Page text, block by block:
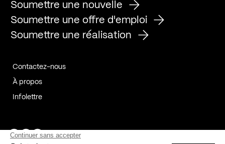
Soumettre une nouvelle
Soumettre une offre d'emploi
Soumettre une réalisation
Contactez-nous
À propos
Infolettre
Page Facebook de Kollectif
Page Instagram de Kollectif
Page Linkedin de Kollectif